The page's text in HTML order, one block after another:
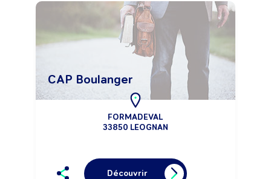
CAP Boulanger
FORMADEVAL
33850 LEOGNAN
Découvrir